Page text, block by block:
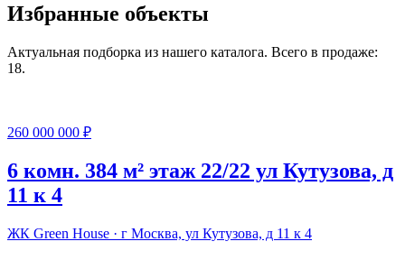
Избранные объекты
Актуальная подборка из нашего каталога. Всего в продаже:
18.
260 000 000 ₽
6 комн. 384 м² этаж 22/22 ул Кутузова, д
11 к 4
ЖК Green House · г Москва, ул Кутузова, д 11 к 4